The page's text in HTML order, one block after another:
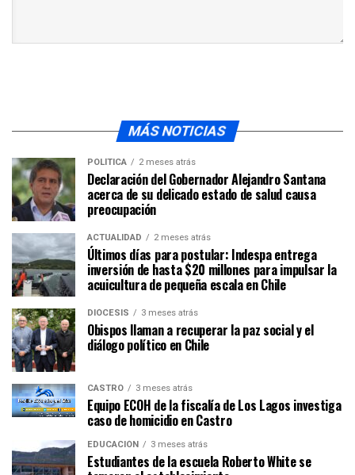
MÁS NOTICIAS
POLÍTICA 2 meses atrás
Declaración del Gobernador Alejandro Santana
acerca de su delicado estado de salud causa
preocupación
ACTUALIDAD 2 meses atrás
Últimos días para postular: Indespa entrega
inversión de hasta $20 millones para impulsar la
acuicultura de pequeña escala en Chile
DIÓCESIS 3 meses atrás
Obispos llaman a recuperar la paz social y el
diálogo político en Chile
CASTRO 3 meses atrás
Equipo ECOH de la fiscalía de Los Lagos investiga
caso de homicidio en Castro
EDUCACIÓN 3 meses atrás
Estudiantes de la escuela Roberto White se